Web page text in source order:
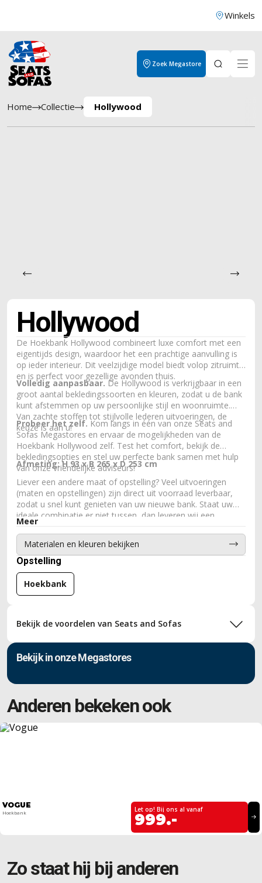
Winkels
Zoek Megastore
Home Collectie Hollywood
Hollywood
De Hoekbank Hollywood combineert luxe comfort met een
eigentijds design, waardoor het een prachtige aanvulling is
op ieder interieur. Dit veelzijdige model biedt volop zitruimte
en is perfect voor gezellige avonden thuis.
Volledig aanpasbaar.De Hollywood is verkrijgbaar in een
groot aantal bekledingssoorten en kleuren, zodat u de bank
kunt afstemmen op uw persoonlijke stijl en woonruimte.
Van zachte stoffen tot stijlvolle lederen uitvoeringen, de
keuze is aan u!
Probeer het zelf. Kom langs in één van onze Seats and
Sofas Megastores en ervaar de mogelijkheden van de
Hoekbank Hollywood zelf. Test het comfort, bekijk de
bekledingsopties en stel uw perfecte bank samen met hulp
van onze vriendelijke adviseurs!
Afmeting: H 93 x B 265 x D 253 cm
Liever een andere maat of opstelling? Veel uitvoeringen
(maten en opstellingen) zijn direct uit voorraad leverbaar,
zodat u snel kunt genieten van uw nieuwe bank. Staat uw
ideale combinatie er niet tussen, dan leveren wij een
bankstel ook volledig op maat. Zo krijgt u bij ons eenvoudig
een bank die perfect past bij uw woonkamer, wensen en
zitcomfort.
Meer
Materialen en kleuren bekijken
Opstelling
Hoekbank
Bekijk de voordelen van Seats and Sofas
Bekijk in onze Megastores
Anderen bekeken ook
VOGUE
Hoekbank Let op! Bij ons al vanaf
999.-
Zo staat hij bij anderen